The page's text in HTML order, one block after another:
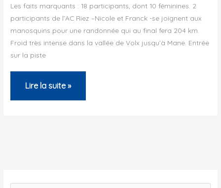
Les faits marquants : 18 participants, dont 10 féminines. 2
participants de l’AC Riez –Nicole et Franck -se joignent aux
manosquins pour une randonnée qui au final fera 204 km.
Froid très intense dans la vallée de Volx jusqu’à Mane. Entrée
sur la piste
Traces
Vélocio
Lire la suite »